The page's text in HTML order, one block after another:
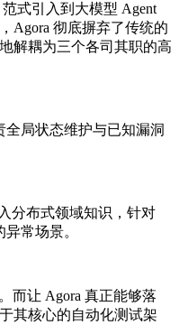
范式引入到大模型 Agent
Agora 彻底摒弃了传统的
解耦为三个各司其职的高
全局状态维护与已知漏洞
分布式领域知识，针对
常场景。
而让 Agora 真正能够落
其核心的自动化测试架